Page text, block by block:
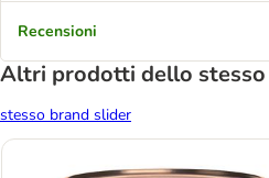
Recensioni
Altri prodotti dello stesso
stesso brand slider